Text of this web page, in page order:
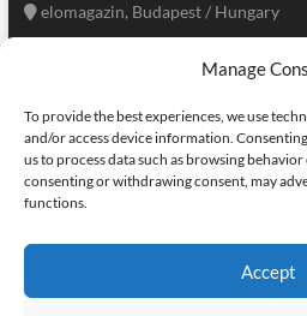
Manage
To provide the best experiences, we use
and/or access device information.
us to process data such as browsing
consenting or withdrawing consent, may
functions.
Accept
elomagazin, Budapest / Hungary
szerkesztoseg@elomagazin.com
elomagazin
home adatvédelem